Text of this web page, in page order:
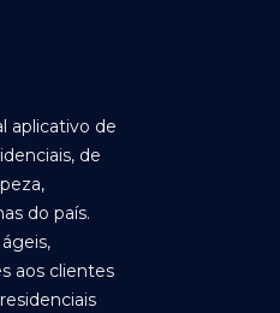
aplicativo de
de
do país.
aos clientes